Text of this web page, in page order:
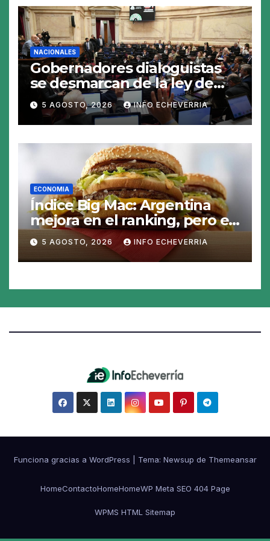
NACIONALES
Gobernadores dialoguistas
se desmarcan de la ley de
Tierras y ponen en jaque su
tratamiento en el Senado
5 AGOSTO, 2026 INFO ECHEVERRIA
ECONOMIA
Índice Big Mac: Argentina
mejora en el ranking, pero el
peso sigue sobrevaluado un
19%
5 AGOSTO, 2026 INFO ECHEVERRIA
Funciona gracias a WordPress Tema: Newsup de Themeansar
HomeContactoHomeHomeWP Meta SEO 404 Page
WPMS HTML Sitemap